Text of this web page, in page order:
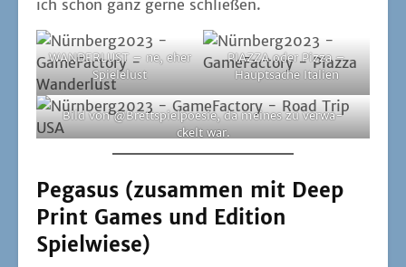
ich schon ganz ger­ne schließen.
WANDERLUST – ne, eher
Spielelust
PIAZZA oder Piz­za –
Haupt­sa­che Italien
Bild von @Brettspielpoesie, da mei­nes zu ver­wa­
ckelt war.
Pegasus (zusammen mit Deep
Print Games und Edition
Spielwiese)